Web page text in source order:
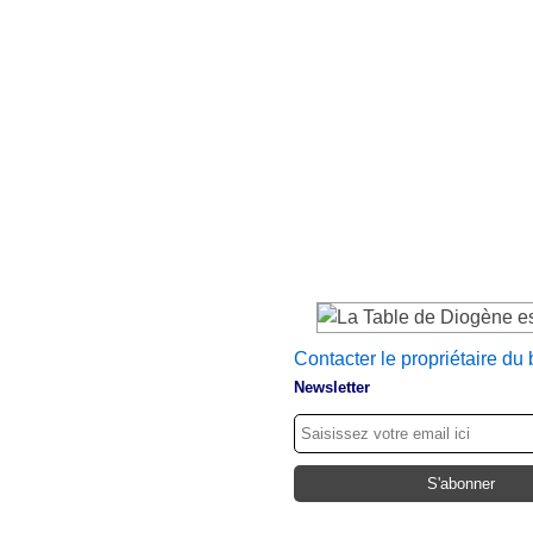
Contacter le propriétaire du
Newsletter